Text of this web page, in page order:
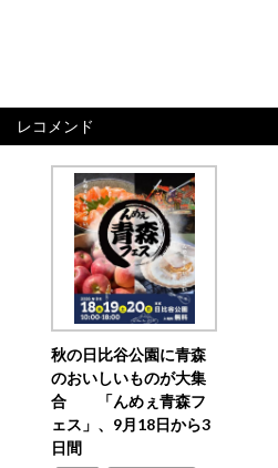
レコメンド
秋の日比谷公園に青森
のおいしいものが大集
合 「んめぇ青森フ
ェス」、9月18日から3
日間